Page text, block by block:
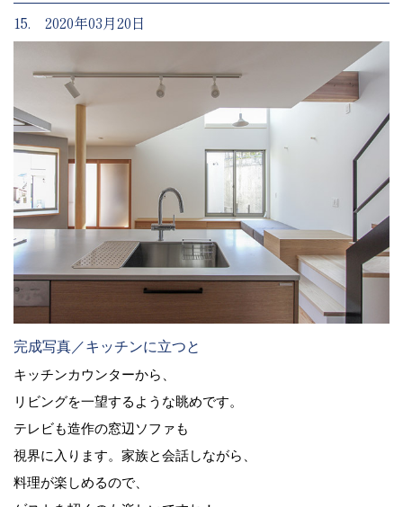
15. 2020年03月20日
完成写真／キッチンに立つと
キッチンカウンターから、
リビングを一望するような眺めです。
テレビも造作の窓辺ソファも
視界に入ります。家族と会話しながら、
料理が楽しめるので、